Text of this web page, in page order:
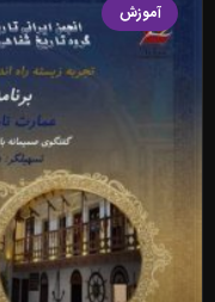
آموزش